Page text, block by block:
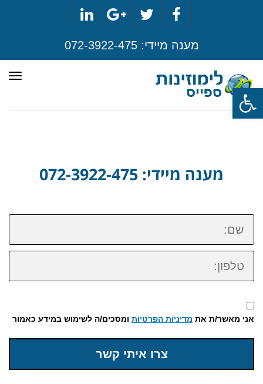
פתח סרגל נגישות
Facebook
Twitter
Google+
LinkedIn
מענה מיידי:072-3922-475
מענה מיידי: 072-3922-475
שם:
טלפון:
אני מאשר/ת את מדיניות הפרטיות ומסכים/ה לשימוש במידע כאמור
צרו איתי קשר